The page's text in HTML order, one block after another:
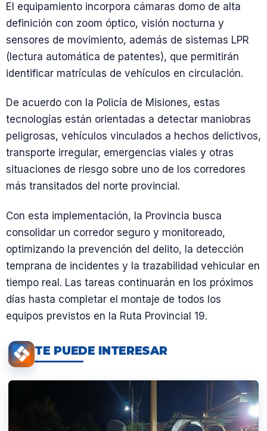
El equipamiento incorpora cámaras domo de alta
definición con zoom óptico, visión nocturna y
sensores de movimiento, además de sistemas LPR
(lectura automática de patentes), que permitirán
identificar matrículas de vehículos en circulación.
De acuerdo con la Policía de Misiones, estas
tecnologías están orientadas a detectar maniobras
peligrosas, vehículos vinculados a hechos delictivos,
transporte irregular, emergencias viales y otras
situaciones de riesgo sobre uno de los corredores
más transitados del norte provincial.
Con esta implementación, la Provincia busca
consolidar un corredor seguro y monitoreado,
optimizando la prevención del delito, la detección
temprana de incidentes y la trazabilidad vehicular en
tiempo real. Las tareas continuarán en los próximos
días hasta completar el montaje de todos los
equipos previstos en la Ruta Provincial 19.
TE PUEDE INTERESAR